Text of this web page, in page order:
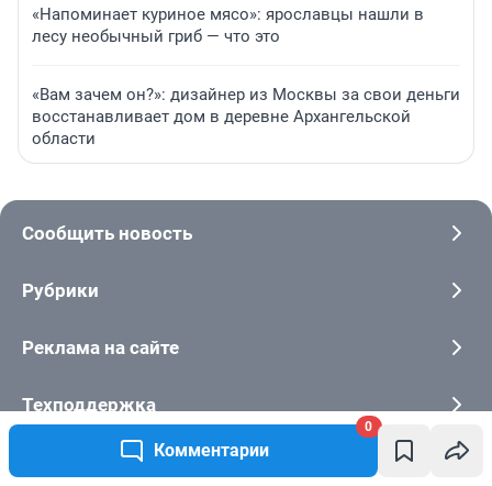
Комментарии
0
«Напоминает куриное мясо»: ярославцы нашли в
лесу необычный гриб — что это
«Вам зачем он?»: дизайнер из Москвы за свои деньги
восстанавливает дом в деревне Архангельской
области
Сообщить новость
Рубрики
Реклама на сайте
Техподдержка
О компании